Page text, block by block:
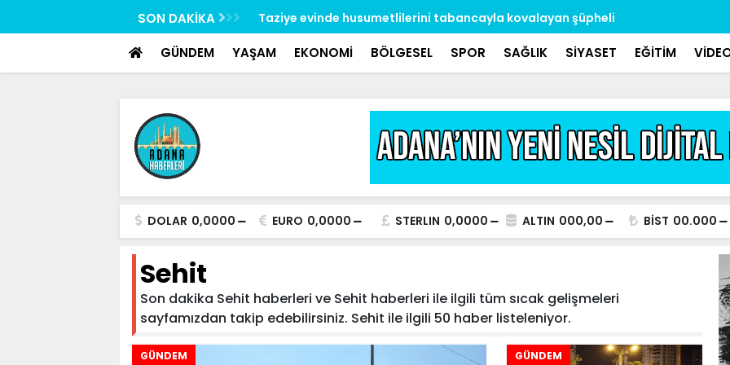
google-site-verification: google517657b2f8970707.html
SON DAKİKA
uygulaması: 62 aranan şahıs yakalandı, 3
Taziye evinde husumetlilerini tabancayla kovalayan şüpheli
gözaltına alındı
’S plaka’
GÜNDEM YAŞAM EKONOMİ BÖLGESEL SPOR SAĞLIK SİYASET EĞİTİM
DOLAR 0,0000 EURO 0,0000 STERLIN 0,0000 ALTIN 000,00 BİST 00.000
Sehit
Son dakika Sehit haberleri ve Sehit haberleri ile ilgili tüm sıcak gelişmeleri
sayfamızdan takip edebilirsiniz. Sehit ile ilgili 50 haber listeleniyor.
GÜNDEM GÜNDEM